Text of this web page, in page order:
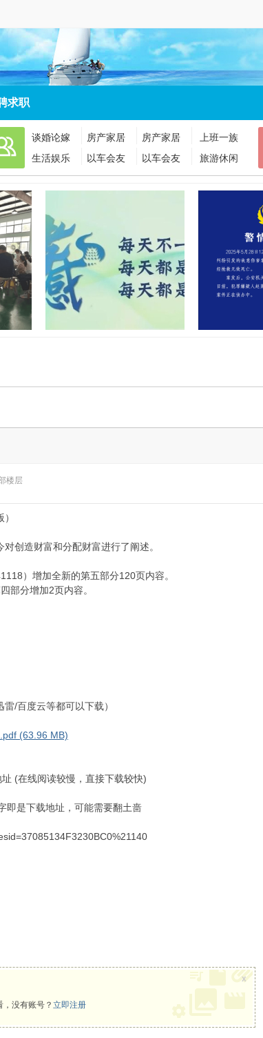
求职
谈婚论嫁 房产家居 房产家居
上班一族
生活娱乐
以车会友 以车会友 旅游休闲
楼层
创造财富和分配财富进行了阐述。
）增加全新的第五部分120页内容。
部分增加2页内容。
雷/百度云等都可以下载）
(63.96 MB)
(在线阅读较慢，直接下载较快)
即是下载地址，可能需要翻土啬
没有账号？ 立即注册
x